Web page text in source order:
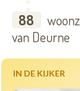
88
van Deurne
IN DE KIJKER